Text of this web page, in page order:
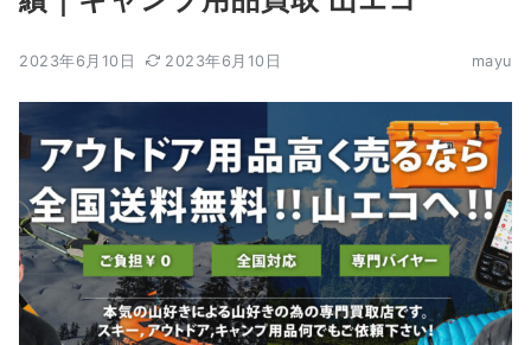
2023年6月10日 2023年6月10日 mayu